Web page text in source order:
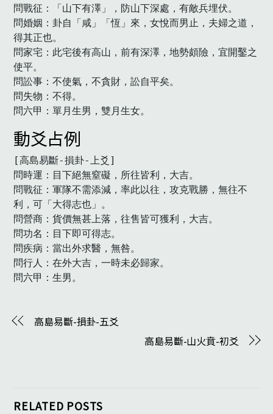
問戰征：「山下有澤」，防山下深處，有敵兵埋伏。
問婚姻：卦自「咸」「恆」來，女悅而男止，夫婦之道，
得其正也。
問家宅：此宅後有高山，前有深澤，地勢頗險，宜開鑿之
使平。
問訟事：不使氣，不貪財，訟自平矣。
問失物：不得。
問六甲：單月生男，雙月生女。
動爻占例
[高島易斷-損卦-上爻]
問時運：目下絕無窒礙，所往皆利，大吉。
問戰征：軍隊不需添減，率此以往，攻克戰勝，無往不
利，可「大得志也」。
問營商：貨價無甚上落，往售皆可獲利，大吉。
問功名：目下即可得志。
問疾病：當出外求醫，無咎。
問行人：在外大吉，一時未必歸家。
問六甲：生男。
高島易斷-損卦-五爻
高島易斷-山火賁-初爻
RELATED POSTS